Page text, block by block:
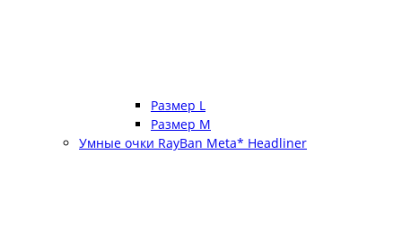
Размер L
Размер М
Умные очки RayBan Meta* Headliner